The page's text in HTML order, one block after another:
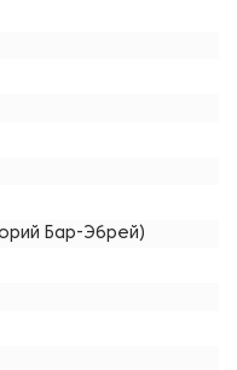
Бар-Эбрей)